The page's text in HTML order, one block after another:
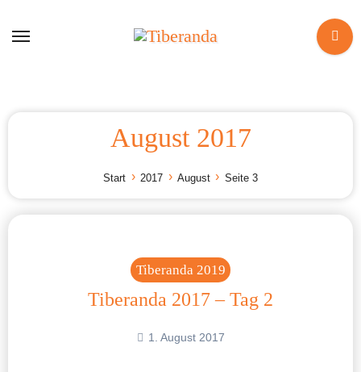
Inhalt
August 2017
Start 2017 August Seite 3
Tiberanda 2019
Tiberanda 2017 – Tag 2
1. August 2017